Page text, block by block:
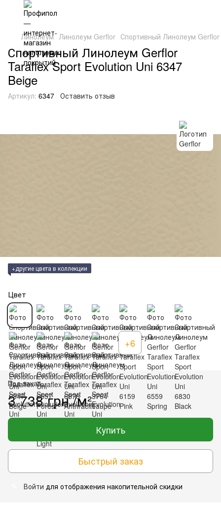
Линолеум Линолеум Gerflor Спортивный Линолеум
Спортивный Линолеум Gerflor
Taraflex Sport Evolution Uni 6347
Beige
Артикул: 6347 Оставить отзыв
+другие цвета в коллекции
Цвет
+6
Под заказ
3 738 грн./м²
Купить
Быстрый заказ
Войти для отображения накопительной скидки